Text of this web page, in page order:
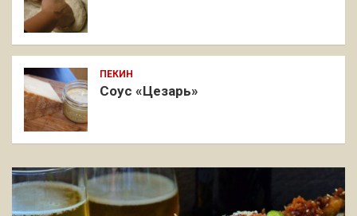
ПЕКИН
Соус «Цезарь»